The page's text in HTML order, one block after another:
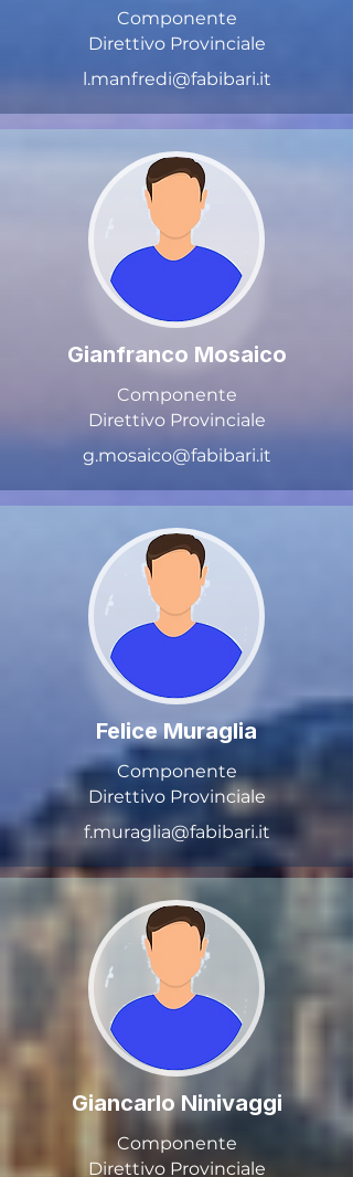
Componente
Direttivo Provinciale
l.manfredi@fabibari.it
Gianfranco Mosaico
Componente
Direttivo Provinciale
g.mosaico@fabibari.it
Felice Muraglia
Componente
Direttivo Provinciale
f.muraglia@fabibari.it
Giancarlo Ninivaggi
Componente
Direttivo Provinciale